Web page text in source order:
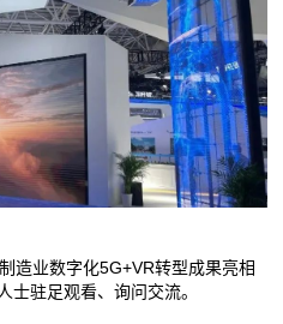
造业数字化5G+VR转型成果亮相
士驻足观看、询问交流。